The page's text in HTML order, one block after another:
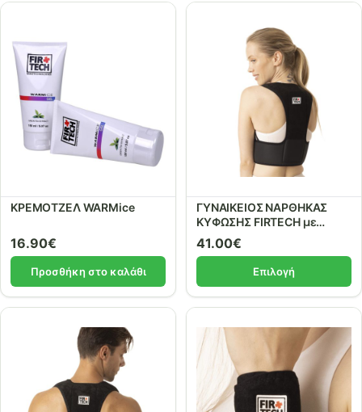
ΚΡΕΜΟΤΖΕΛ WARMice
16.90€
Προσθήκη στο καλάθι
ΓΥΝΑΙΚΕΙΟΣ ΝΑΡΘΗΚΑΣ
ΚΥΦΩΣΗΣ FIRTECH με
κεραμικά υλικά και
μπανέλα στήριξης
πολυκαρμπονέ. ref. 91435
41.00€
Επιλογή